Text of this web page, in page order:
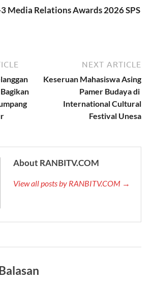
Media Relations Awards 2026 SPS
NEXT ARTICLE
Keseruan Mahasiswa Asing
Pamer Budaya di
International Cultural
Festival Unesa
About RANBITV.COM
View all posts by RANBITV.COM →